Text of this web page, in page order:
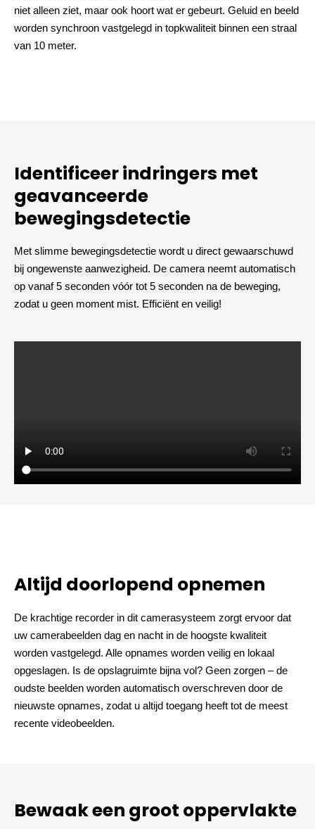
niet alleen ziet, maar ook hoort wat er gebeurt. Geluid en beeld
worden synchroon vastgelegd in topkwaliteit binnen een straal
van 10 meter.
Identificeer indringers met
geavanceerde
bewegingsdetectie
Met slimme bewegingsdetectie wordt u direct gewaarschuwd
bij ongewenste aanwezigheid. De camera neemt automatisch
op vanaf 5 seconden vóór tot 5 seconden na de beweging,
zodat u geen moment mist. Efficiënt en veilig!
Altijd doorlopend opnemen
De krachtige recorder in dit camerasysteem zorgt ervoor dat
uw camerabeelden dag en nacht in de hoogste kwaliteit
worden vastgelegd. Alle opnames worden veilig en lokaal
opgeslagen. Is de opslagruimte bijna vol? Geen zorgen – de
oudste beelden worden automatisch overschreven door de
nieuwste opnames, zodat u altijd toegang heeft tot de meest
recente videobeelden.
Bewaak een groot oppervlakte